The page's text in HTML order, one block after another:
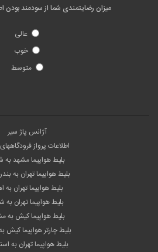
میزان رضایتمندی شما از سودمند بودن
عالی
خوب
متوسط
آژانس پاژ سیر
اطلاعات پرواز
بلیط هواپیما مشهد به
بلیط هواپیما تهران به
بلیط هواپیما تهران به
بلیط هواپیما تهران به
بلیط هواپیما کیش به
بلیط چارتر هواپیما کیش
بلیط هواپیما تهران به